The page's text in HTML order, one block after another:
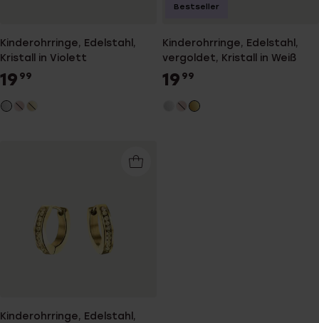
Kinderohrringe, Edelstahl,
Kristall in Violett
19 99
Kinderohrringe, Edelstahl,
vergoldet, Kristall in Weiß
19 99
Bestseller
Kinderohrringe, Edelstahl,